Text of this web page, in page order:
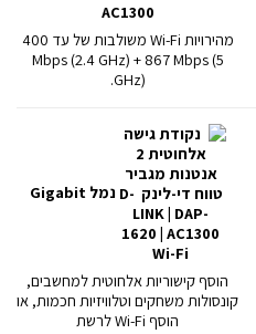
AC1300
מהירויות Wi-Fi משולבות של עד 400
Mbps (2.4 GHz) + 867 Mbps (5
GHz).
נמל Gigabit
הוסף קישוריות אלחוטית למחשבים,
קונסולות משחקים וטלוויזיות חכמות, או
הוסף Wi-Fi לרשת